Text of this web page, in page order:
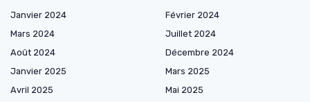
Janvier 2024
Février 2024
Mars 2024
Juillet 2024
Août 2024
Décembre 2024
Janvier 2025
Mars 2025
Avril 2025
Mai 2025